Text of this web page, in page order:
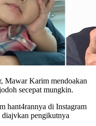
Mawar Karim mendoakan
secepat mungkin.
hant4rannya di Instagram
diajvkan pengikutnya